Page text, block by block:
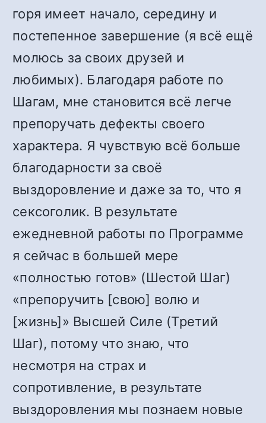
горя имеет начало, середину и
постепенное завершение (я всё ещё
молюсь за своих друзей и
любимых). Благодаря работе по
Шагам, мне становится всё легче
препоручать дефекты своего
характера. Я чувствую всё больше
благодарности за своё
выздоровление и даже за то, что я
сексоголик. В результате
ежедневной работы по Программе
я сейчас в большей мере
«полностью готов» (Шестой Шаг)
«препоручить [свою] волю и
[жизнь]» Высшей Силе (Третий
Шаг), потому что знаю, что
несмотря на страх и
сопротивление, в результате
выздоровления мы познаем новые